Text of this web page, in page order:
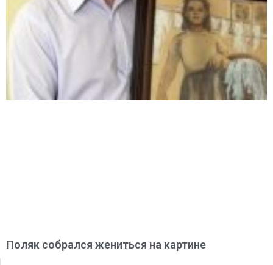
Поляк собрался жениться на картине